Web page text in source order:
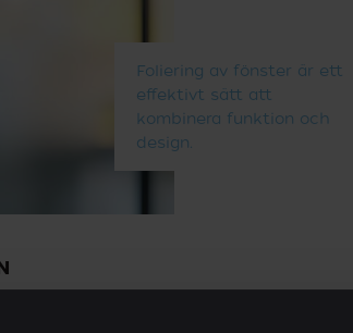
Foliering av fönster är ett
effektivt sätt att
kombinera funktion och
design.
insynsskydd i konferensrum till logotyper